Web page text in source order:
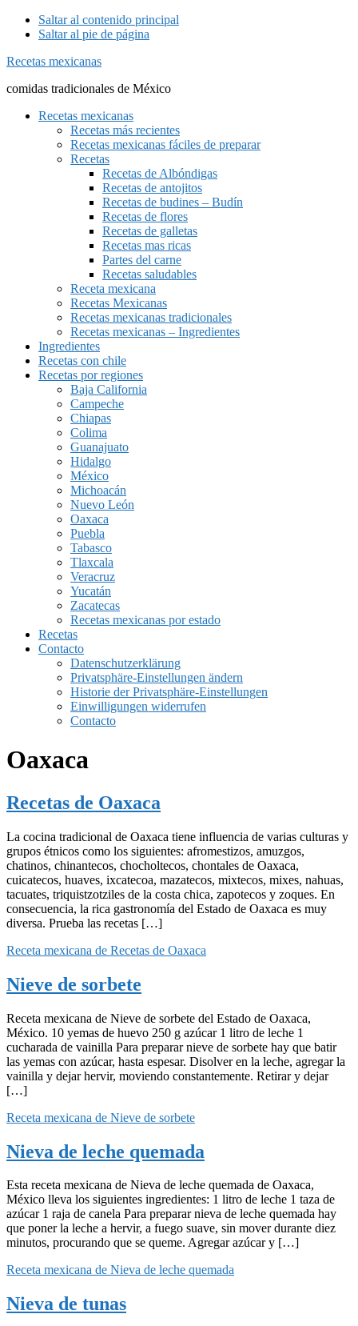
Saltar al contenido principal
Saltar al pie de página
Recetas mexicanas
comidas tradicionales de México
Recetas mexicanas
Recetas más recientes
Recetas mexicanas fáciles de preparar
Recetas
Recetas de Albóndigas
Recetas de antojitos
Recetas de budines – Budín
Recetas de flores
Recetas de galletas
Recetas mas ricas
Partes del carne
Recetas saludables
Receta mexicana
Recetas Mexicanas
Recetas mexicanas tradicionales
Recetas mexicanas – Ingredientes
Ingredientes
Recetas con chile
Recetas por regiones
Baja California
Campeche
Chiapas
Colima
Guanajuato
Hidalgo
México
Michoacán
Nuevo León
Oaxaca
Puebla
Tabasco
Tlaxcala
Veracruz
Yucatán
Zacatecas
Recetas mexicanas por estado
Recetas
Contacto
Datenschutzerklärung
Privatsphäre-Einstellungen ändern
Historie der Privatsphäre-Einstellungen
Einwilligungen widerrufen
Contacto
Oaxaca
Recetas de Oaxaca
La cocina tradicional de Oaxaca tiene influencia de varias culturas y
grupos étnicos como los siguientes: afromestizos, amuzgos,
chatinos, chinantecos, chocholtecos, chontales de Oaxaca,
cuicatecos, huaves, ixcatecoa, mazatecos, mixtecos, mixes, nahuas,
tacuates, triquistzotziles de la costa chica, zapotecos y zoques. En
consecuencia, la rica gastronomía del Estado de Oaxaca es muy
diversa. Prueba las recetas […]
Receta mexicana de Recetas de Oaxaca
Nieve de sorbete
Receta mexicana de Nieve de sorbete del Estado de Oaxaca,
México. 10 yemas de huevo 250 g azúcar 1 litro de leche 1
cucharada de vainilla Para preparar nieve de sorbete hay que batir
las yemas con azúcar, hasta espesar. Disolver en la leche, agregar la
vainilla y dejar hervir, moviendo constantemente. Retirar y dejar
[…]
Receta mexicana de Nieve de sorbete
Nieva de leche quemada
Esta receta mexicana de Nieva de leche quemada de Oaxaca,
México lleva los siguientes ingredientes: 1 litro de leche 1 taza de
azúcar 1 raja de canela Para preparar nieva de leche quemada hay
que poner la leche a hervir, a fuego suave, sin mover durante diez
minutos, procurando que se queme. Agregar azúcar y […]
Receta mexicana de Nieva de leche quemada
Nieva de tunas